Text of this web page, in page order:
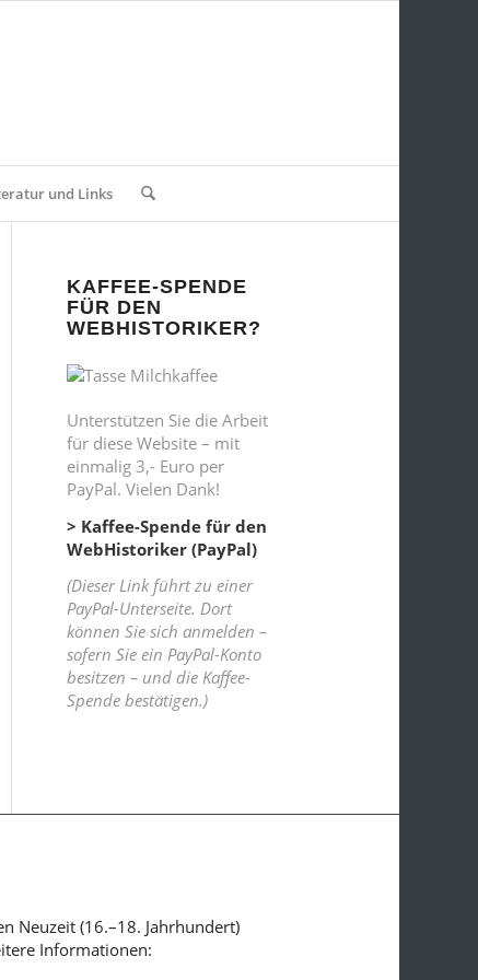
und Links
KAFFEE-SPENDE
FÜR DEN
WEBHISTORIKER?
Unterstützen Sie die Arbeit
für diese Website – mit
einmalig 3,- Euro per
PayPal. Vielen Dank!
> Kaffee-Spende für den
WebHistoriker (PayPal)
(Dieser Link führt zu einer
PayPal-Unterseite. Dort
können Sie sich anmelden –
sofern Sie ein PayPal-Konto
besitzen – und die Kaffee-
Spende bestätigen.)
Neuzeit (16.–18. Jahrhundert)
Informationen: